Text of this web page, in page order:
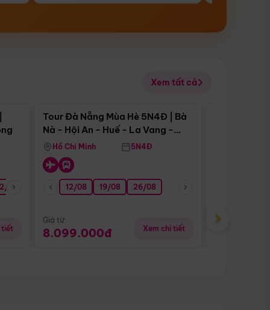
Xem tất cả
08 26/08 05/09 09/09 12/09
tiết
Điểm nổi bật
Tour Đà Nẵng Mùa Hè 5N4Đ | Bà
Nà - Hội An - Huế - La Vang -
Động Thiên Đường
Hồ Chí Minh 5N4Đ
12/08 19/08 26/08
Giá từ:
8.099.000đ Xem chi tiết
Giá từ:
›